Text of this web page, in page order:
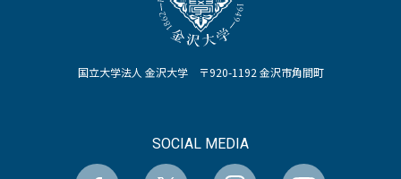
国立大学法人 金沢大学 〒920-1192 金沢市角間町
SOCIAL MEDIA